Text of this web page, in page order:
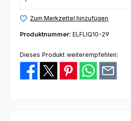
Zum Merkzettel hinzufügen
Produktnummer: ELFLIQ10-29
Dieses Produkt weiterempfehlen: